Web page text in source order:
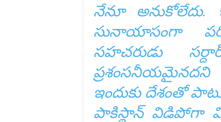
నేనూ అనుకోలేదు.
సునాయాసంగా
సహచరుడు
ప్రశంసనీయమైనదని
ఇందుకు దేశంతో
పాకిస్థాన్‌ విడిపోగా